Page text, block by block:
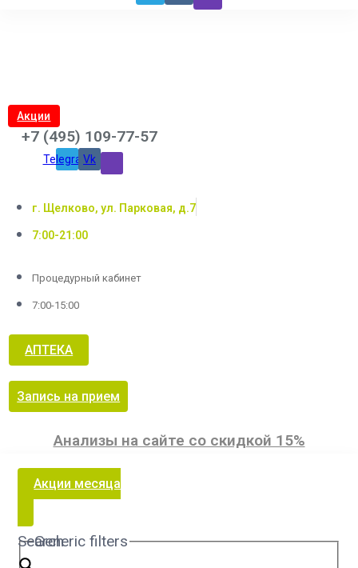
Акции
+7 (495) 109-77-57
TelegramVk
г. Щелково, ул. Парковая, д.7
7:00-21:00
Процедурный кабинет
7:00-15:00
АПТЕКА
Запись на прием
Анализы на сайте со скидкой 15%
Акции месяца
Search
Generic filters